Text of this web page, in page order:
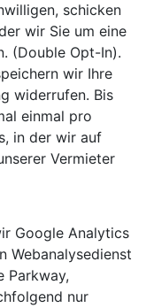
schicken
wir Sie um eine
(Double Opt-In).
wir Ihre
widerrufen. Bis
einmal pro
in der wir auf
Vermieter
Google Analytics
Webanalysedienst
Parkway,
nur